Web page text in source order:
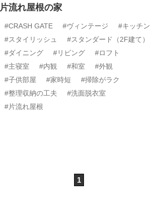
片流れ屋根の家
#CRASH GATE #ヴィンテージ
#キッチン
#スタイリッシュ
#スタンダード（2F建て）
#ダイニング
#リビング
#ロフト
#主寝室
#内観 #和室
#外観
#子供部屋
#家時短
#掃除がラク
#整理収納の工夫
#洗面脱衣室
#片流れ屋根
1